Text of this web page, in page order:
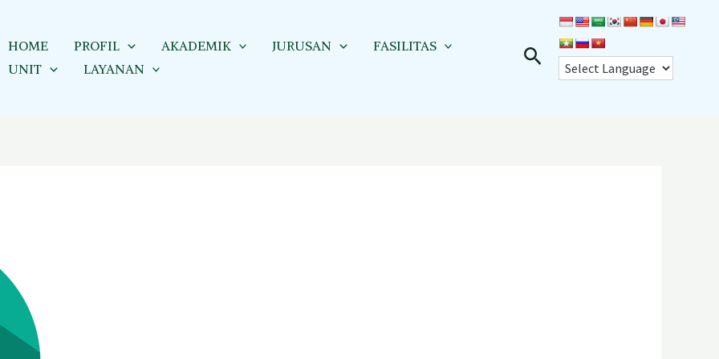
HOME PROFIL AKADEMIK JURUSAN
FASILITAS
UNIT
LAYANAN
Cari